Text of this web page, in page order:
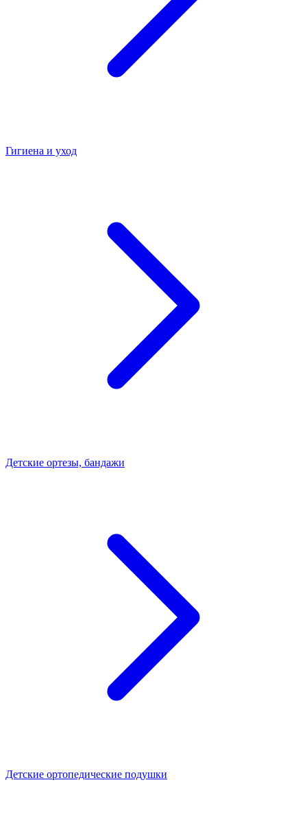
Гигиена и уход
Детские ортезы, бандажи
Детские ортопедические подушки